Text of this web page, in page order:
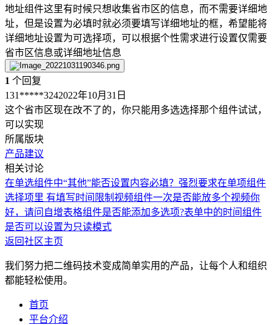
地址组件这里有时候只想收集省市区的信息，而不需要详细地
址，但是设置为必填时就必须要填写详细地址的框，希望能将
详细地址设置为可选择项，可以根据个性需求进行设置仅需要
省市区信息或详细地址信息
1 个回复
131*****3242022年10月31日
这个省市区现在改不了的，你只能用多选选择那个组件试试，
可以实现
所属版块
产品建议
相关讨论
在单选组件中“其他”能否设置内容必填？ 强烈要求在单项组件
选择项里 有填写时间限制 视频组件一次是否能放多个视频你
好，请问自增表格组件是否能添加多选项?表单中的时间组件
是否可以设置为只读模式
返回社区主页
我们努力把二维码技术变成简单实用的产品，让每个人和组织
都能轻松使用。
首页
平台介绍